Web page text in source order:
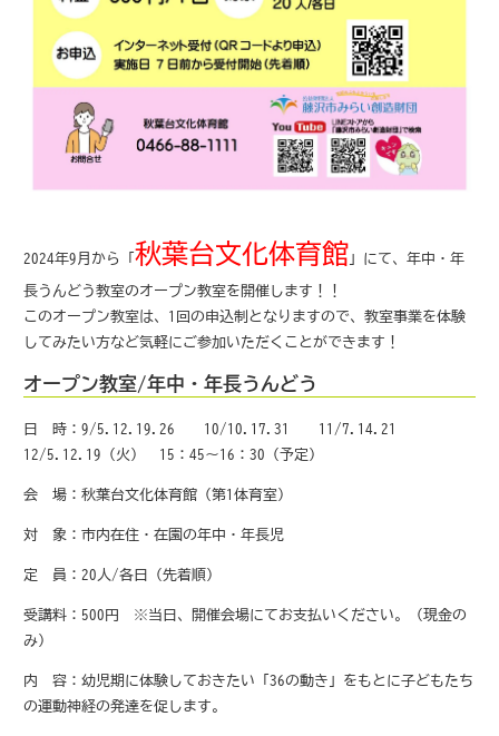
2024年9月から「秋葉台文化体育館 」にて、年中・年
長うんどう教室のオープン教室を開催します！！
このオープン教室は、1回の申込制となりますので、教室事業を体験
してみたい方など気軽にご参加いただくことができます！
オープン教室/年中・年長うんどう
日 時：9/5.12.19.26 10/10.17.31 11/7.14.21
12/5.12.19（火） 15：45～16：30（予定）
会 場：秋葉台文化体育館（第1体育室）
対 象：市内在住・在園の年中・年長児
定 員：20人/各日（先着順）
受講料：500円 ※当日、開催会場にてお支払いください。（現金の
み）
内 容：幼児期に体験しておきたい「36の動き」をもとに子どもたち
の運動神経の発達を促します。